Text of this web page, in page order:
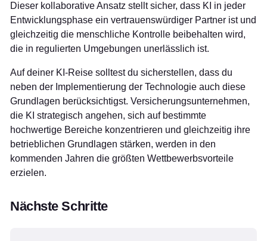
Dieser kollaborative Ansatz stellt sicher, dass KI in jeder
Entwicklungsphase ein vertrauenswürdiger Partner ist und
gleichzeitig die menschliche Kontrolle beibehalten wird,
die in regulierten Umgebungen unerlässlich ist.
Auf deiner KI-Reise solltest du sicherstellen, dass du
neben der Implementierung der Technologie auch diese
Grundlagen berücksichtigst. Versicherungsunternehmen,
die KI strategisch angehen, sich auf bestimmte
hochwertige Bereiche konzentrieren und gleichzeitig ihre
betrieblichen Grundlagen stärken, werden in den
kommenden Jahren die größten Wettbewerbsvorteile
erzielen.
Nächste Schritte